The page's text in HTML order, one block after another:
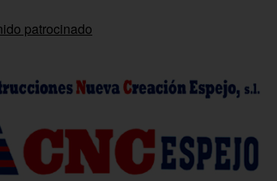
patrocinado